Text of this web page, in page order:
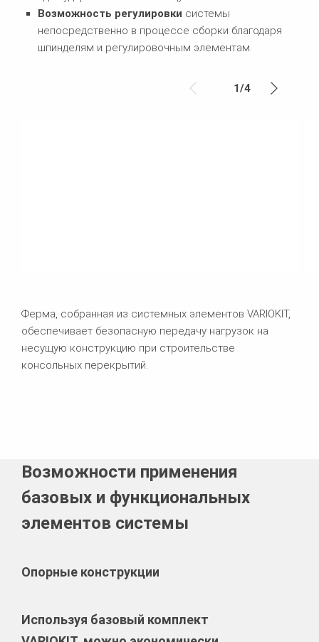
Возможность регулировки системы
непосредственно в процессе сборки благодаря
шпинделям и регулировочным элементам.
1/4
Ферма, собранная из системных элементов VARIOKIT,
обеспечивает безопасную передачу нагрузок на
несущую конструкцию при строительстве
консольных перекрытий.
Возможности применения
базовых и функциональных
элементов системы
Опорные конструкции
Используя базовый комплект